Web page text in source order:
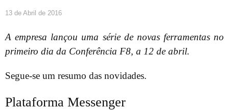
13 de Abril de 2016
A empresa lançou uma série de novas ferramentas no
primeiro dia da Conferência F8, a 12 de abril.
Segue-se um resumo das novidades.
Plataforma Messenger